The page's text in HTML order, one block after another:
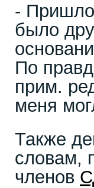
- Пришло
было
По
прим.
меня
Также
словам,
членов